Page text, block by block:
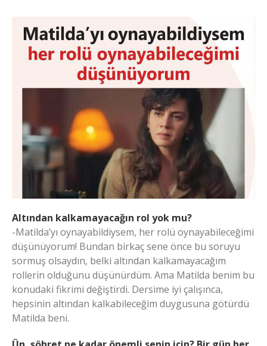
Altından kalkamayacağın rol yok mu?
-Matilda’yı oynayabildiysem, her rolü oynayabileceğimi
düşünüyorum! Bundan birkaç sene önce bu soruyu
sormuş olsaydın, belki altından kalkamayacağım
rollerin olduğunu düşünürdüm. Ama Matilda benim bu
konudaki fikrimi değiştirdi. Dersime iyi çalışınca,
hepsinin altından kalkabileceğim duygusuna götürdü
Matilda beni.